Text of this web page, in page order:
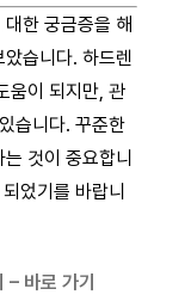
한 궁금증을 해
습니다. 하드렌
움이 되지만, 관
습니다. 꾸준한
것이 중요합니
었기를 바랍니
바로 가기